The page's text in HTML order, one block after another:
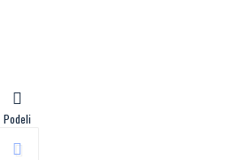
Podeli